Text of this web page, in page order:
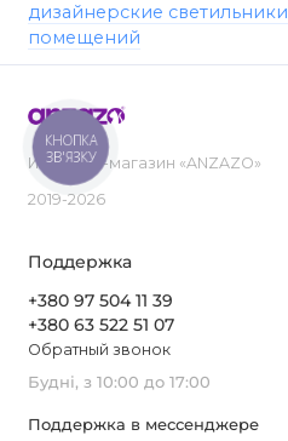
дизайнерские светильники
помещений
Интернет-магазин «ANZAZO»
2019-2026
Поддержка
+380 97 504 11 39
+380 63 522 51 07
Обратный звонок
Будні, з 10:00 до 17:00
Поддержка в мессенджере
КНОПКА
ЗВ'ЯЗКУ